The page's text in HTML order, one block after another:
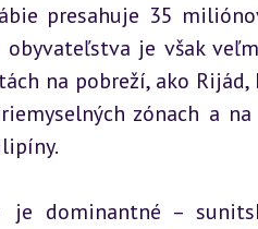
presahuje 35
obyvateľstva je však
na pobreží, ako
zónach a
je dominantné –